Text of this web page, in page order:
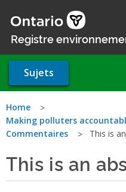
au
contenu
Registre
Sujets
Vous
êtes
ici
Home
Making polluters
Commentaires
This is
This is an